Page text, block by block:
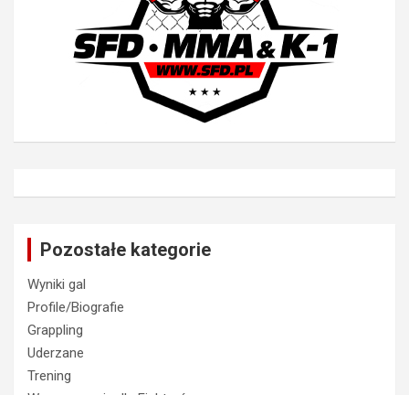
Pozostałe kategorie
Wyniki gal
Profile/Biografie
Grappling
Uderzane
Trening